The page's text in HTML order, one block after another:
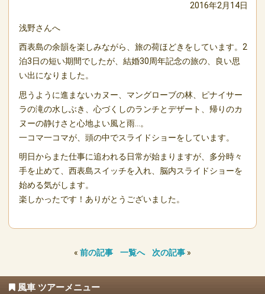
2016年2月14日
浅野さんへ
西表島の余韻を楽しみながら、旅の荷ほどきをしています。2
泊3日の短い期間でしたが、結婚30周年記念の旅の、良い思
い出になりました。
思うように進まないカヌー、マングローブの林、ピナイサー
ラの滝の水しぶき、心づくしのランチとデザート、帰りのカ
ヌーの静けさと心地よい風と雨…。
一コマ一コマが、頭の中でスライドショーをしています。
明日からまた仕事に追われる日常が始まりますが、多分時々
手を止めて、西表島スイッチを入れ、脳内スライドショーを
始める気がします。
楽しかったです！ありがとうございました。
« 前の記事 一覧へ 次の記事 »
風車 ツアーメニュー